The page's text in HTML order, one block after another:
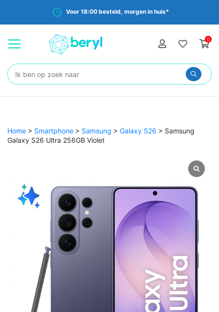
Voor 18:00 besteld, morgen in huis*
0
Zoeken:
Home > Smartphone > Samsung > Galaxy S26 > Samsung
Galaxy S26 Ultra 256GB Violet